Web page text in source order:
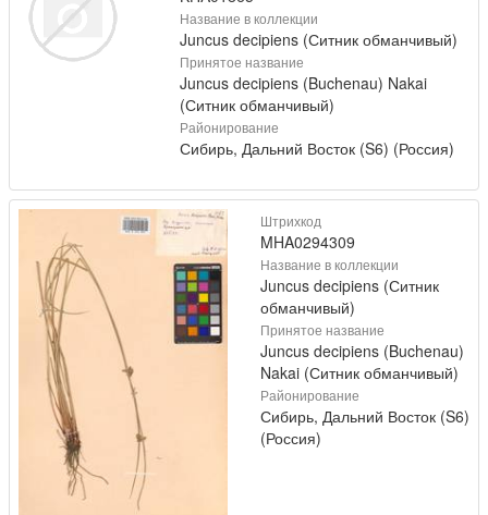
Название в коллекции
Juncus decipiens (Ситник обманчивый)
Принятое название
Juncus decipiens (Buchenau) Nakai
(Ситник обманчивый)
Районирование
Сибирь, Дальний Восток (S6) (Россия)
Штрихкод
MHA0294309
Название в коллекции
Juncus decipiens (Ситник
обманчивый)
Принятое название
Juncus decipiens (Buchenau)
Nakai (Ситник обманчивый)
Районирование
Сибирь, Дальний Восток (S6)
(Россия)